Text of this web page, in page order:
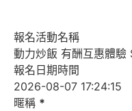
報名活動名稱
報名日期時間
暱稱 *